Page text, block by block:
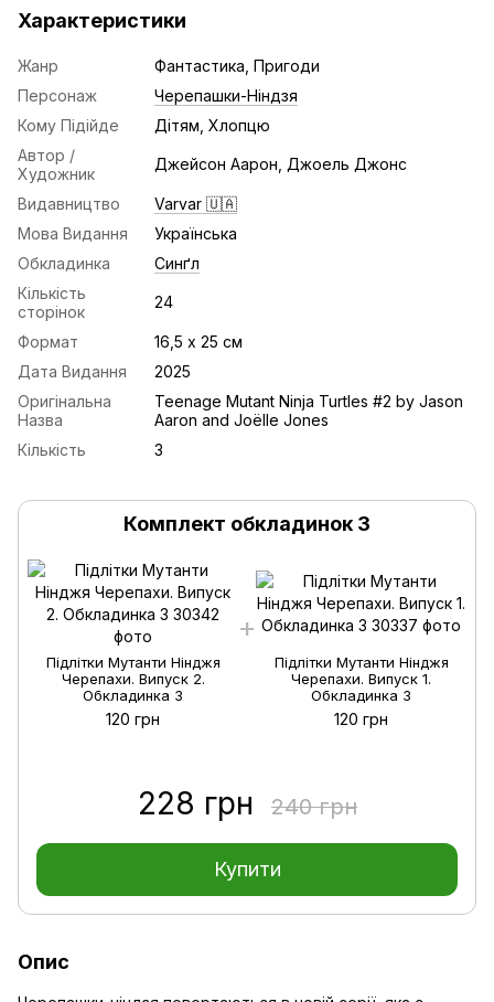
Характеристики
Жанр
Фантастика, Пригоди
Персонаж
Черепашки-Ніндзя
Кому Підійде
Дітям, Хлопцю
Автор /
Художник
Джейсон Аарон, Джоель Джонс
Видавництво
Varvar 🇺🇦
Мова Видання
Українська
Обкладинка
Синґл
Кількість
сторінок
24
Формат
16,5 х 25 см
Дата Видання
2025
Оригінальна
Назва
Teenage Mutant Ninja Turtles #2 by Jason
Aaron and Joëlle Jones
Кількість
3
Комплект обкладинок 3
Підлітки Мутанти Нінджя
Черепахи. Випуск 2.
Обкладинка 3
120 грн
Підлітки Мутанти Нінджя
Черепахи. Випуск 1.
Обкладинка 3
120 грн
228 грн 240 грн
Купити
Опис